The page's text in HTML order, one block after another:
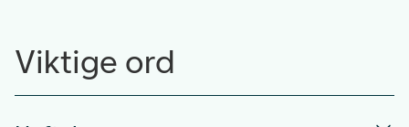
Viktige ord